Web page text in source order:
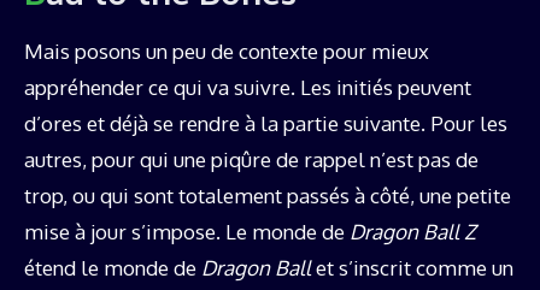
Mais posons un peu de contexte pour mieux
appréhender ce qui va suivre. Les initiés peuvent
d’ores et déjà se rendre à la partie suivante. Pour les
autres, pour qui une piqûre de rappel n’est pas de
trop, ou qui sont totalement passés à côté, une petite
mise à jour s’impose. Le monde de Dragon Ball Z
étend le monde de Dragon Ballet s’inscrit comme un